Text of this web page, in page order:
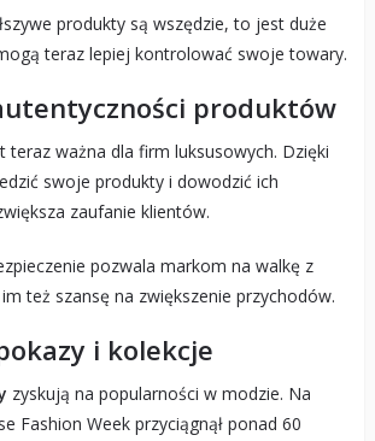
produkty są wszędzie, to jest duże
teraz lepiej kontrolować swoje towary.
produktów
teraz ważna dla firm luksusowych. Dzięki
swoje produkty i dowodzić ich
zaufanie klientów.
pozwala markom na walkę z
też szansę na zwiększenie przychodów.
i kolekcje
zyskują na popularności w modzie. Na
Fashion Week przyciągnął ponad 60